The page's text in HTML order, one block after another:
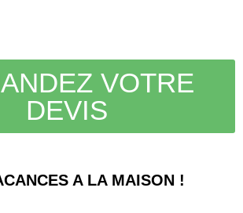
VOTRE
DEVIS
A LA MAISON !